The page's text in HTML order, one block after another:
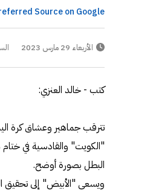
Source on Google
الأربعاء 29 مارس 2023
كتب - خالد العنزي:
تترقب جماهير وعشاق كرة
البطل بصورة أوضح.